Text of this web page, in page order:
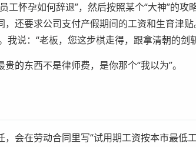
工怀孕如何辞退”，然后按照某个“大神”的
还要求公司支付产假期间的工资和生育津
我说：“老板，您这步棋走得，跟拿清朝的
的东西不是律师费，是你那个“我以为”。
会在劳动合同里写“试用期工资按本市最低